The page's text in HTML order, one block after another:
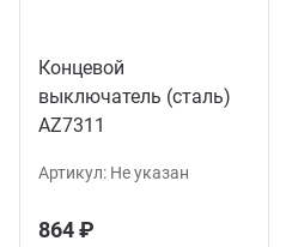
Концевой
выключатель (сталь)
AZ7311
Артикул: Не указан
864 ₽